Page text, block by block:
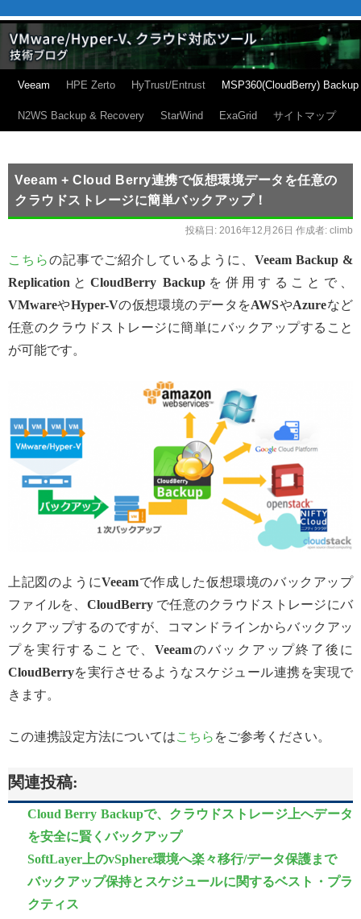
Veeam HPE Zerto HyTrust/Entrust MSP360(CloudBerry) Backup
N2WS Backup & Recovery StarWind ExaGrid サイトマップ
Veeam + Cloud Berry連携で仮想環境データを任意の
クラウドストレージに簡単バックアップ！
投稿日: 2016年12月26日 作成者: climb
こちらの記事でご紹介しているように、 Veeam Backup &
Replication と CloudBerry Backup を併用することで、
VMwareやHyper-Vの仮想環境のデータをAWSやAzureなど
任意のクラウドストレージに簡単にバックアップすること
が可能です。
上記図のようにVeeamで作成した仮想環境のバックアップ
ファイルを、 CloudBerry で任意のクラウドストレージにバ
ックアップするのですが、コマンドラインからバックアッ
プを実行することで、 Veeamのバックアップ終了後に
CloudBerryを実行させるようなスケジュール連携を実現で
きます。
この連携設定方法についてはこちら をご参考ください。
関連投稿:
Cloud Berry Backupで、クラウドストレージ上へデータ
を安全に賢くバックアップ
SoftLayer上のvSphere環境へ楽々移行/データ保護まで
バックアップ保持とスケジュールに関するベスト・プラ
クティス